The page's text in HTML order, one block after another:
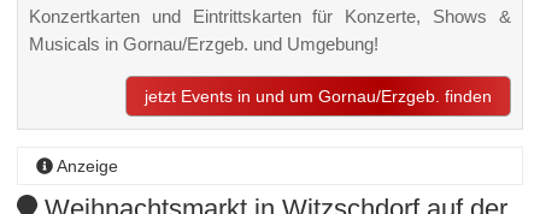
Konzertkarten und Eintrittskarten für Konzerte, Shows &
Musicals in Gornau/Erzgeb. und Umgebung!
jetzt Events in und um Gornau/Erzgeb. finden
Anzeige